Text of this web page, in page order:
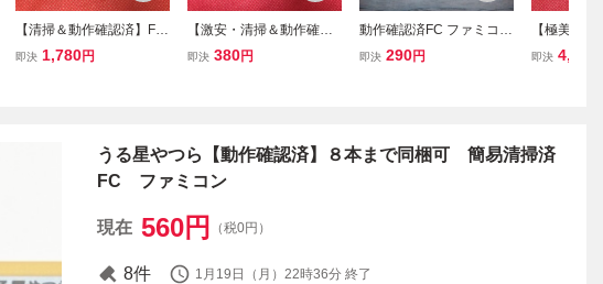
【清掃＆動作確認済】FC
ファミコン『アルマジ
即決 1,780円
【激安・清掃＆動作確認
済】FC ファミコン『アー
即決 380円
動作確認済FC ファミコン
チャレンジャー ソフトの
即決 290円
【極美品
認済】FC
即決 4,980
うる星やつら【動作確認済】８本まで同梱可 簡易清掃済
FC ファミコン
現在 560円 （税0円）
8件 1月19日（月）22時36分 終了